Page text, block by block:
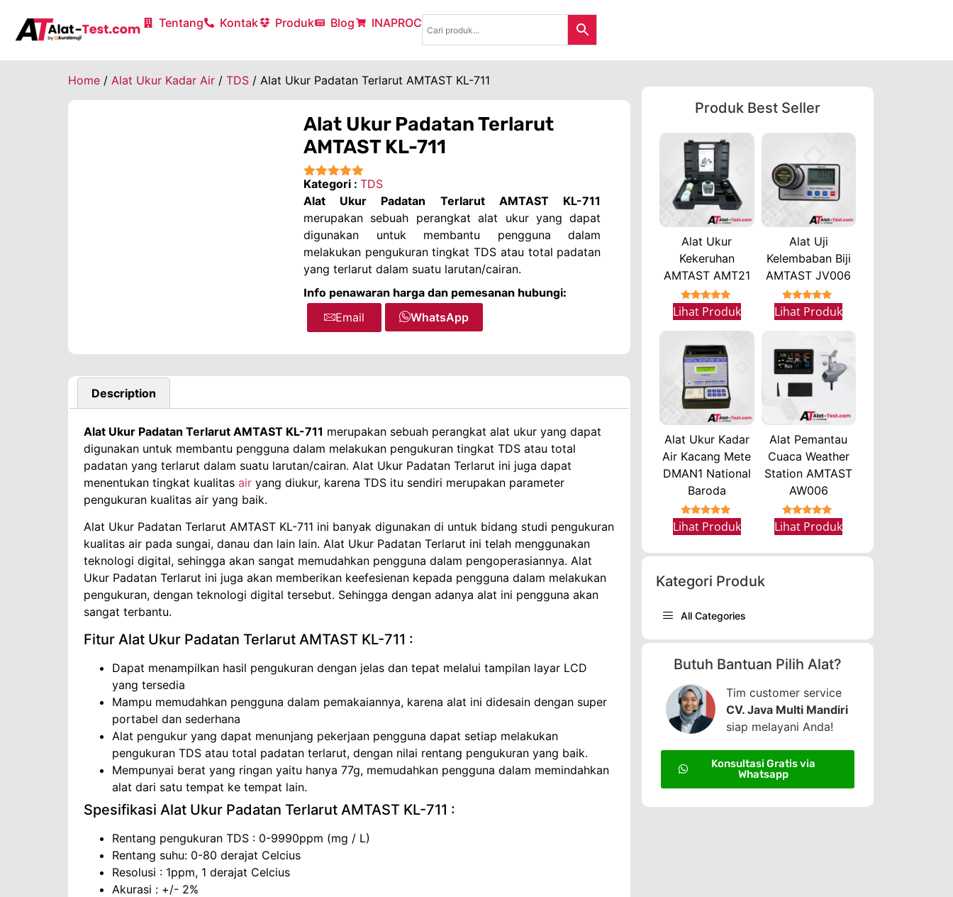
Tentang Kontak Produk Blog INAPROC
Home / Alat Ukur Kadar Air / TDS / Alat Ukur Padatan Terlarut AMTAST KL-711
Alat Ukur Padatan Terlarut
AMTAST KL-711
★★★★★
Kategori : TDS
Alat Ukur Padatan Terlarut AMTAST KL-711
merupakan sebuah perangkat alat ukur yang dapat
digunakan untuk membantu pengguna dalam
melakukan pengukuran tingkat TDS atau total padatan
yang terlarut dalam suatu larutan/cairan.
Info penawaran harga dan pemesanan hubungi:
Email WhatsApp
Description
Alat Ukur Padatan Terlarut AMTAST KL-711 merupakan sebuah perangkat alat ukur yang dapat
digunakan untuk membantu pengguna dalam melakukan pengukuran tingkat TDS atau total
padatan yang terlarut dalam suatu larutan/cairan. Alat Ukur Padatan Terlarut ini juga dapat
menentukan tingkat kualitas air yang diukur, karena TDS itu sendiri merupakan parameter
pengukuran kualitas air yang baik.
Alat Ukur Padatan Terlarut AMTAST KL-711 ini banyak digunakan di untuk bidang studi pengukuran
kualitas air pada sungai, danau dan lain lain. Alat Ukur Padatan Terlarut ini telah menggunakan
teknologi digital, sehingga akan sangat memudahkan pengguna dalam pengoperasiannya. Alat
Ukur Padatan Terlarut ini juga akan memberikan keefesienan kepada pengguna dalam melakukan
pengukuran, dengan teknologi digital tersebut. Sehingga dengan adanya alat ini pengguna akan
sangat terbantu.
Fitur Alat Ukur Padatan Terlarut AMTAST KL-711 :
Dapat menampilkan hasil pengukuran dengan jelas dan tepat melalui tampilan layar LCD
yang tersedia
Mampu memudahkan pengguna dalam pemakaiannya, karena alat ini didesain dengan super
portabel dan sederhana
Alat pengukur yang dapat menunjang pekerjaan pengguna dapat setiap melakukan
pengukuran TDS atau total padatan terlarut, dengan nilai rentang pengukuran yang baik.
Mempunyai berat yang ringan yaitu hanya 77g, memudahkan pengguna dalam memindahkan
alat dari satu tempat ke tempat lain.
Spesifikasi Alat Ukur Padatan Terlarut AMTAST KL-711 :
Rentang pengukuran TDS : 0-9990ppm (mg / L)
Rentang suhu: 0-80 derajat Celcius
Resolusi : 1ppm, 1 derajat Celcius
Akurasi : +/- 2%
Produk Best Seller
Alat Ukur
Kekeruhan
AMTAST AMT21
★★★★★
Lihat Produk
Alat Uji
Kelembaban Biji
AMTAST JV006
★★★★★
Lihat Produk
Alat Ukur Kadar
Air Kacang Mete
DMAN1 National
Baroda
★★★★★
Lihat Produk
Alat Pemantau
Cuaca Weather
Station AMTAST
AW006
★★★★★
Lihat Produk
Kategori Produk
All Categories
Butuh Bantuan Pilih Alat?
Tim customer service
CV. Java Multi Mandiri
siap melayani Anda!
Konsultasi Gratis via
Whatsapp